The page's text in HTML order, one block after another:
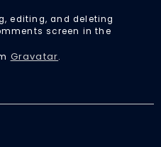
editing, and deleting
screen in the
Gravatar.